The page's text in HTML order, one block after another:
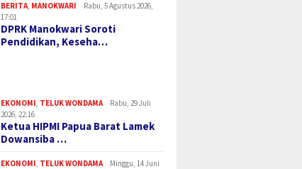
BERITA, MANOKWARI
Rabu, 5 Agustus 2026,
17:01
DPRK Manokwari Soroti
Pendidikan, Keseha…
EKONOMI, TELUK WONDAMA
Rabu, 29 Juli
2026, 22:16
Ketua HIPMI Papua Barat Lamek
Dowansiba …
EKONOMI, TELUK WONDAMA
Minggu, 14 Juni